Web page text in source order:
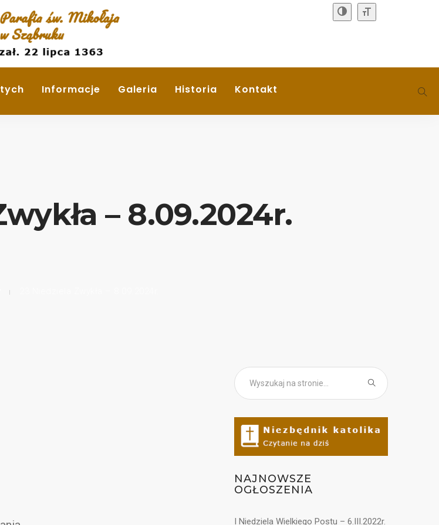
Informacje Galeria Historia Kontakt
– 8.09.2024r.
NAJNOWSZE
OGŁOSZENIA
I Niedziela Wielkiego Postu – 6.III.2022r.